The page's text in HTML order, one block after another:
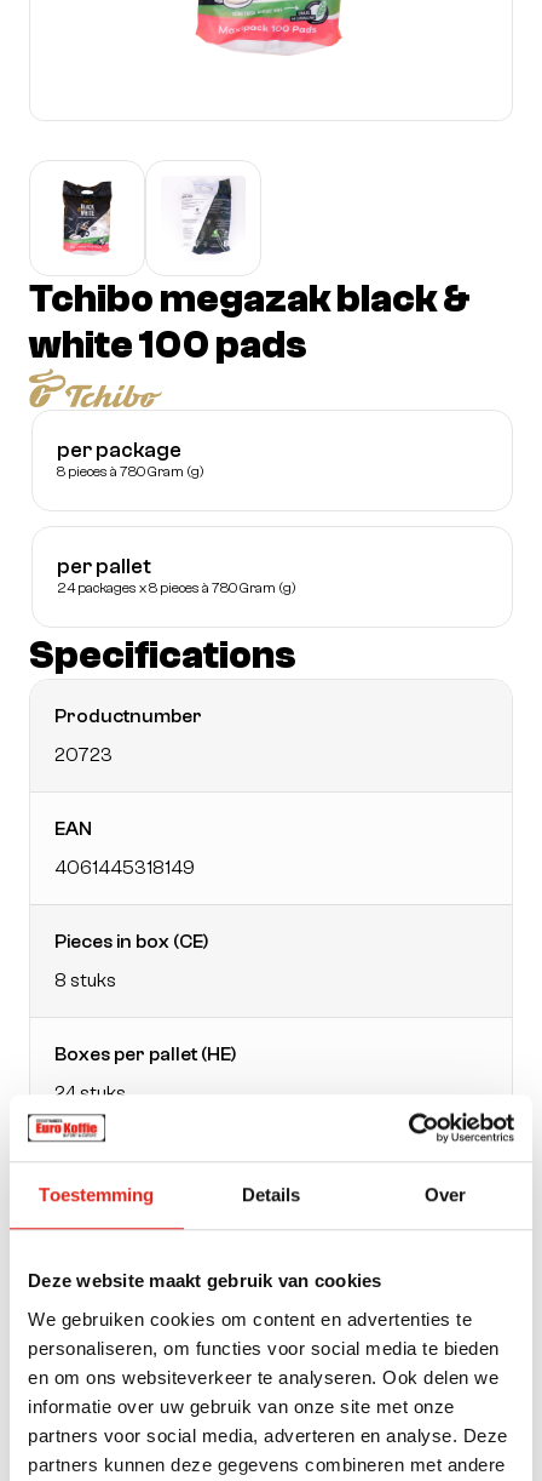
Toestemming Details Over
Deze website maakt gebruik van cookies
We gebruiken cookies om content en advertenties te
personaliseren, om functies voor social media te bieden
en om ons websiteverkeer te analyseren. Ook delen we
informatie over uw gebruik van onze site met onze
partners voor social media, adverteren en analyse. Deze
partners kunnen deze gegevens combineren met andere
Tchibo megazak black &
white 100 pads
per package
8 pieces à 780 Gram (g)
per pallet
24 packages x 8 pieces à 780 Gram (g)
Specifications
Productnumber
20723
EAN
4061445318149
Pieces in box (CE)
8 stuks
Boxes per pallet (HE)
24 stuks
EAN doos
4061445318156
Packaging
bag
780